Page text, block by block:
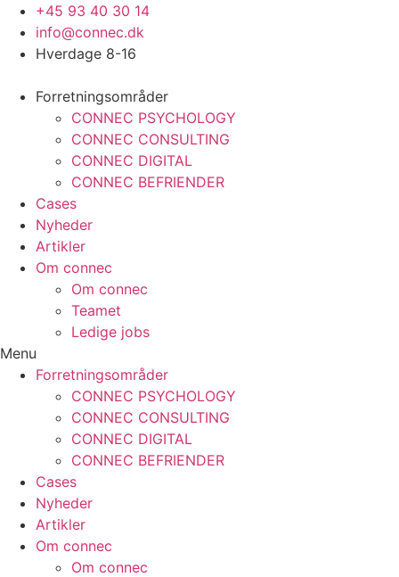
Videre
indhold
+45 93 40 30 14
info@connec.dk
Hverdage 8-16
Forretningsområder
CONNEC PSYCHOLOGY
CONNEC CONSULTING
CONNEC DIGITAL
CONNEC BEFRIENDER
Cases
Nyheder
Artikler
Om connec
Om connec
Teamet
Ledige jobs
Menu
Forretningsområder
CONNEC PSYCHOLOGY
CONNEC CONSULTING
CONNEC DIGITAL
CONNEC BEFRIENDER
Cases
Nyheder
Artikler
Om connec
Om connec